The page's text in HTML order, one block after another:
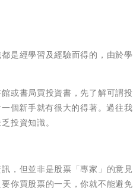
是經學習及經驗而得的，由於
或書局買投資書，先了解可謂
個新手就有很大的得著。過往
投資知識。
，但並非是股票「專家」的意
你買股票的一天，你就不能避免